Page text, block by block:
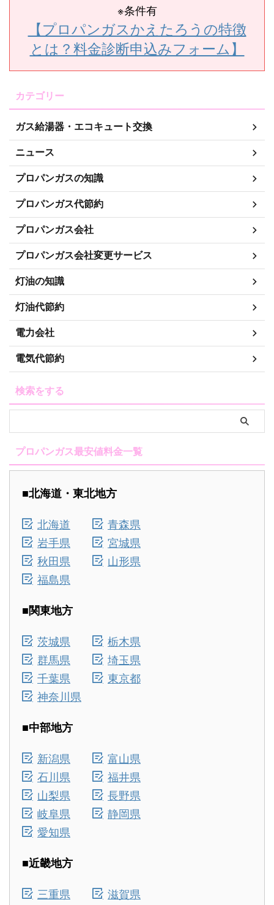
※条件有
【プロパンガスかえたろうの特徴
とは？料金診断申込みフォーム】
カテゴリー
ガス給湯器・エコキュート交換
ニュース
プロパンガスの知識
プロパンガス代節約
プロパンガス会社
プロパンガス会社変更サービス
灯油の知識
灯油代節約
電力会社
電気代節約
検索をする
プロパンガス最安値料金一覧
■北海道・東北地方
北海道
青森県
岩手県
宮城県
秋田県
山形県
福島県
■関東地方
茨城県
栃木県
群馬県
埼玉県
千葉県
東京都
神奈川県
■中部地方
新潟県
富山県
石川県
福井県
山梨県
長野県
岐阜県
静岡県
愛知県
■近畿地方
三重県
滋賀県